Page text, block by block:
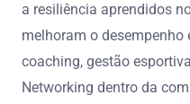
a resiliência aprendidos
melhoram o desempenho
coaching, gestão
Networking dentro da